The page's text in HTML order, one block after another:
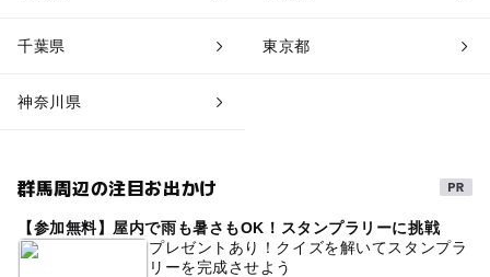
千葉県 東京都
神奈川県
群馬周辺の注目お出かけ
【参加無料】屋内で雨も暑さもOK！スタンプラリーに挑戦
プレゼントあり！クイズを解いてスタンプラ
リーを完成させよう